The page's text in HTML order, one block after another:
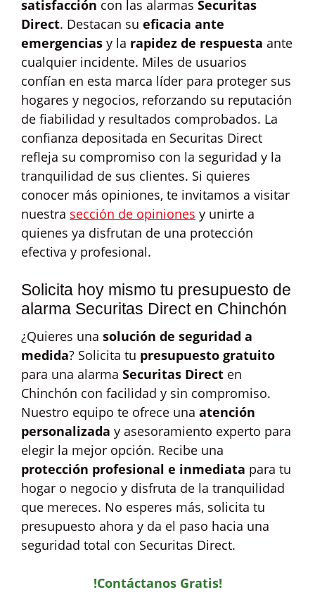
satisfacción con las alarmas Securitas
Direct. Destacan su eficacia ante
emergencias y la rapidez de respuesta ante
cualquier incidente. Miles de usuarios
confían en esta marca líder para proteger sus
hogares y negocios, reforzando su reputación
de fiabilidad y resultados comprobados. La
confianza depositada en Securitas Direct
refleja su compromiso con la seguridad y la
tranquilidad de sus clientes. Si quieres
conocer más opiniones, te invitamos a visitar
nuestra sección de opiniones y unirte a
quienes ya disfrutan de una protección
efectiva y profesional.
Solicita hoy mismo tu presupuesto de
alarma Securitas Direct en Chinchón
¿Quieres una solución de seguridad a
medida? Solicita tu presupuesto gratuito
para una alarma Securitas Direct en
Chinchón con facilidad y sin compromiso.
Nuestro equipo te ofrece una atención
personalizada y asesoramiento experto para
elegir la mejor opción. Recibe una
protección profesional e inmediata para tu
hogar o negocio y disfruta de la tranquilidad
que mereces. No esperes más, solicita tu
presupuesto ahora y da el paso hacia una
seguridad total con Securitas Direct.
!Contáctanos Gratis!